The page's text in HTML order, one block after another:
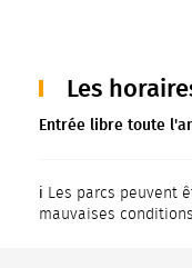
Les
Entrée libre toute
ℹ️ Les parcs peuvent
mauvaises